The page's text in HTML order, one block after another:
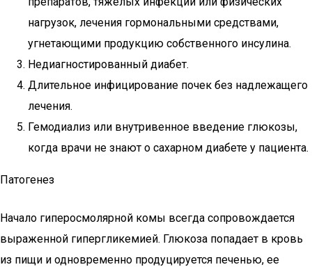
нагрузок, лечения гормональными средствами,
угнетающими продукцию собственного инсулина.
Недиагностированный диабет.
Длительное инфицирование почек без надлежащего
лечения.
Гемодиализ или внутривенное введение глюкозы,
когда врачи не знают о сахарном диабете у пациента.
Патогенез
Начало гиперосмолярной комы всегда сопровождается
выраженной гипергликемией. Глюкоза попадает в кровь
из пищи и одновременно продуцируется печенью, ее